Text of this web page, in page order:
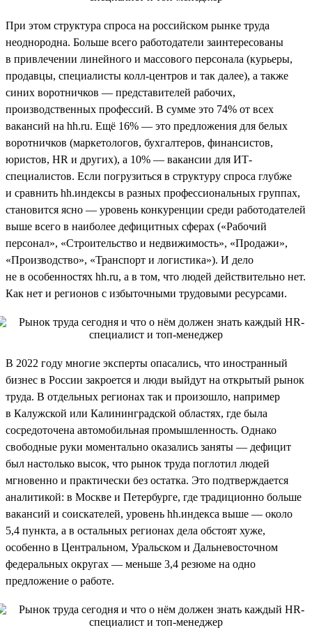
При этом структура спроса на российском рынке труда
неоднородна. Больше всего работодатели заинтересованы
в привлечении линейного и массового персонала (курьеры,
продавцы, специалисты колл-центров и так далее), а также
синих воротничков — представителей рабочих,
производственных профессий. В сумме это 74% от всех
вакансий на hh.ru. Ещё 16% — это предложения для белых
воротничков (маркетологов, бухгалтеров, финансистов,
юристов, HR и других), а 10% — вакансии для ИТ-
специалистов. Если погрузиться в структуру спроса глубже
и сравнить hh.индексы в разных профессиональных группах,
становится ясно — уровень конкуренции среди работодателей
выше всего в наиболее дефицитных сферах («Рабочий
персонал», «Строительство и недвижимость», «Продажи»,
«Производство», «Транспорт и логистика»). И дело
не в особенностях hh.ru, а в том, что людей действительно нет.
Как нет и регионов с избыточными трудовыми ресурсами.
В 2022 году многие эксперты опасались, что иностранный
бизнес в России закроется и люди выйдут на открытый рынок
труда. В отдельных регионах так и произошло, например
в Калужской или Калининградской областях, где была
сосредоточена автомобильная промышленность. Однако
свободные руки моментально оказались заняты — дефицит
был настолько высок, что рынок труда поглотил людей
мгновенно и практически без остатка. Это подтверждается
аналитикой: в Москве и Петербурге, где традиционно больше
вакансий и соискателей, уровень hh.индекса выше — около
5,4 пункта, а в остальных регионах дела обстоят хуже,
особенно в Центральном, Уральском и Дальневосточном
федеральных округах — меньше 3,4 резюме на одно
предложение о работе.